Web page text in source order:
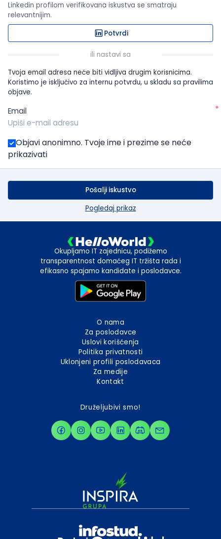
Linkedin profilom verifikovana iskustva se smatraju
relevantnijim.
Potvrdi
ili nastavi sa
Tvoja email adresa neće biti vidljiva drugim korisnicima.
Koristimo je isključivo za internu potvrdu, u skladu sa pravilima
objave.
Email *
Objavi anonimno. Tvoje ime i prezime se neće
prikazivati
Pošalji iskustvo
Pogledaj prikaz
Okupljamo IT zajednicu, podižemo
transparentnost domaćeg IT tržišta rada i
efikasno spajamo kandidate i poslodavce.
O nama
Za poslodavce
Uslovi korišćenja
Politika privatnosti
Uklonjeni profili poslodavaca
Za medije
Kontakt
Druželjubivi smo!